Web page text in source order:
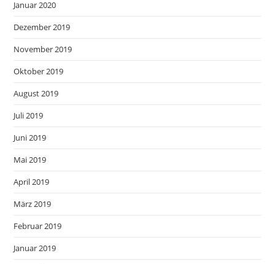
Januar 2020
Dezember 2019
November 2019
Oktober 2019
August 2019
Juli 2019
Juni 2019
Mai 2019
April 2019
März 2019
Februar 2019
Januar 2019